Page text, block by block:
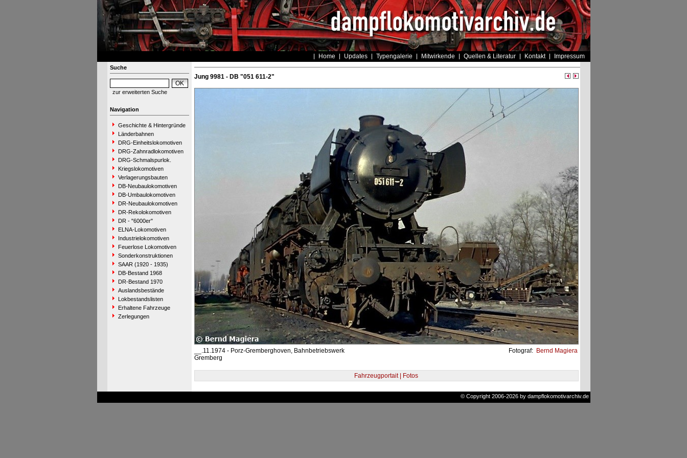
Home Updates Typengalerie Mitwirkende Quellen & Literatur Kontakt Impressum
Suche
zur erweiterten Suche
Navigation
Geschichte & Hintergründe
Länderbahnen
DRG-Einheitslokomotiven
DRG-Zahnradlokomotiven
DRG-Schmalspurlok.
Kriegslokomotiven
Verlagerungsbauten
DB-Neubaulokomotiven
DB-Umbaulokomotiven
DR-Neubaulokomotiven
DR-Rekolokomotiven
DR - "6000er"
ELNA-Lokomotiven
Industrielokomotiven
Feuerlose Lokomotiven
Sonderkonstruktionen
SAAR (1920 - 1935)
DB-Bestand 1968
DR-Bestand 1970
Auslandsbestände
Lokbestandslisten
Erhaltene Fahrzeuge
Zerlegungen
Jung 9981 - DB "051 611-2"
__.11.1974 - Porz-Gremberghoven, Bahnbetriebswerk
Gremberg
Fotograf: Bernd Magiera
Fahrzeugportait | Fotos
© Copyright 2006-2026 by dampflokomotivarchiv.de